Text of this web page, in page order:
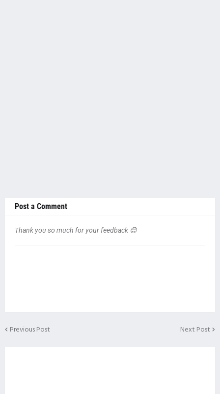
Post a Comment
Thank you so much for your feedback 😊
Previous Post Next Post